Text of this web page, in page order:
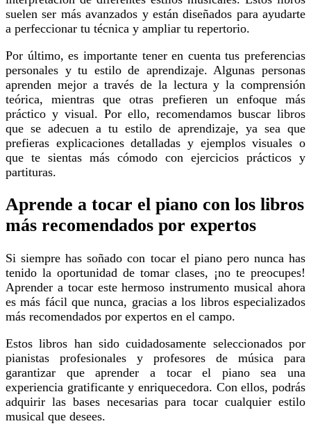
suelen ser más avanzados y están diseñados para ayudarte
a perfeccionar tu técnica y ampliar tu repertorio.
Por último, es importante tener en cuenta tus preferencias
personales y tu estilo de aprendizaje. Algunas personas
aprenden mejor a través de la lectura y la comprensión
teórica, mientras que otras prefieren un enfoque más
práctico y visual. Por ello, recomendamos buscar libros
que se adecuen a tu estilo de aprendizaje, ya sea que
prefieras explicaciones detalladas y ejemplos visuales o
que te sientas más cómodo con ejercicios prácticos y
partituras.
Aprende a tocar el piano con los libros
más recomendados por expertos
Si siempre has soñado con tocar el piano pero nunca has
tenido la oportunidad de tomar clases, ¡no te preocupes!
Aprender a tocar este hermoso instrumento musical ahora
es más fácil que nunca, gracias a los libros especializados
más recomendados por expertos en el campo.
Estos libros han sido cuidadosamente seleccionados por
pianistas profesionales y profesores de música para
garantizar que aprender a tocar el piano sea una
experiencia gratificante y enriquecedora. Con ellos, podrás
adquirir las bases necesarias para tocar cualquier estilo
musical que desees.